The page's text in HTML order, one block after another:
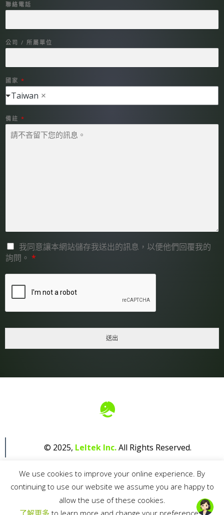
聯絡電話
L
E
O
O
姓
名
公司 / 所屬單位
國家 *
Taiwan
備註 *
G
D
P
A
T
我同意讓本網站儲存我送出的訊息，以便他們回覆我的
詢問。 *
送出
© 2025, Leltek Inc.All Rights Reserved.
We use cookies to improve your online experience. By
continuing to use our website we assume you are happy to
allow the use of these cookies.
了解更多 to learn more and change your preferences.